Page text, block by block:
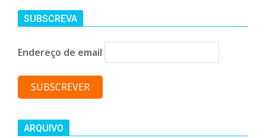
o
C
o
SUBSCREVA
Endereço de email
ARQUIVO